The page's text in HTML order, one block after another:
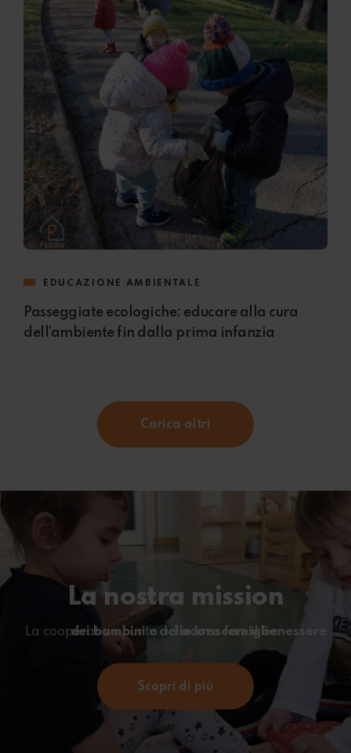
EDUCAZIONE AMBIENTALE
Passeggiate ecologiche: educare alla cura
dell’ambiente fin dalla prima infanzia
Carica altri
La nostra mission
La cooperativa punta ad
accrescere il benessere dei bambini e delle loro famiglie.
Scopri di più